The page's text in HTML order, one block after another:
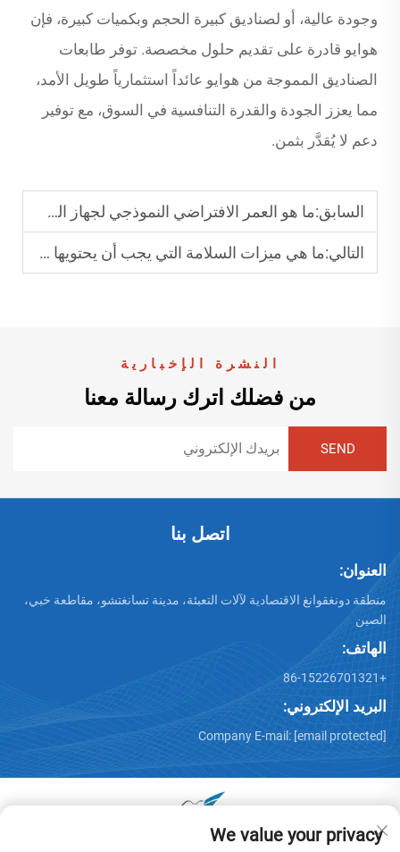
وجودة عالية، أو لصناديق كبيرة الحجم وبكميات كبيرة، فإن
هوايو قادرة على تقديم حلول مخصصة. توفر طابعات
الصناديق المموجة من هوايو عائداً استثمارياً طويل الأمد،
مما يعزز الجودة والقدرة التنافسية في السوق، مع توفير
دعم لا يُقدَّر بثمن.
السابق:ما هو العمر الافتراضي النموذجي لجهاز الطي واللصق الآلي؟
التالي:ما هي ميزات السلامة التي يجب أن يحتويها جهاز طباعة صناديق المموج؟
النشرة الإخبارية
من فضلك اترك رسالة معنا
اتصل بنا
العنوان:
منطقة دونغقوانغ الاقتصادية لآلات التعبئة، مدينة تسانغتشو، مقاطعة خبي،
الصين
الهاتف:
+86-15226701321
البريد الإلكتروني:
Company E-mail: [email protected]
We value your privacy